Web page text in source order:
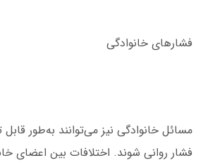
فشارهای خانوادگی
مسائل خانوادگی نیز می‌توانند به‌طور
فشار روانی شوند. اختلافات بین اعضای